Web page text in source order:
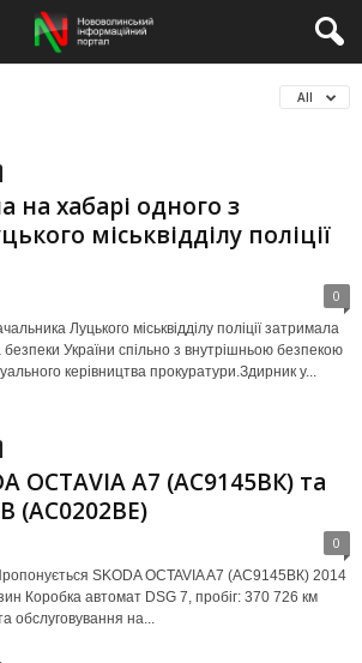
All
на хабарі одного з
міськвідділу поліції
0
Луцького міськвідділу поліції затримала
України спільно з внутрішньою безпекою
керівництва прокуратури.Здирник у...
OCTAVIA A7 (АС9145ВК) та
B (АС0202ВЕ)
0
SKODA OCTAVIA A7 (АС9145ВК) 2014
Коробка автомат DSG 7, пробіг: 370 726 км
обслуговування на...